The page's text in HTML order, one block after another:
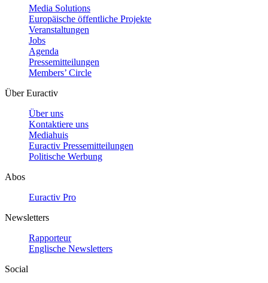
Media Solutions
Europäische öffentliche Projekte
Veranstaltungen
Jobs
Agenda
Pressemitteilungen
Members’ Circle
Über Euractiv
Über uns
Kontaktiere uns
Mediahuis
Euractiv Pressemitteilungen
Politische Werbung
Abos
Euractiv Pro
Newsletters
Rapporteur
Englische Newsletters
Social